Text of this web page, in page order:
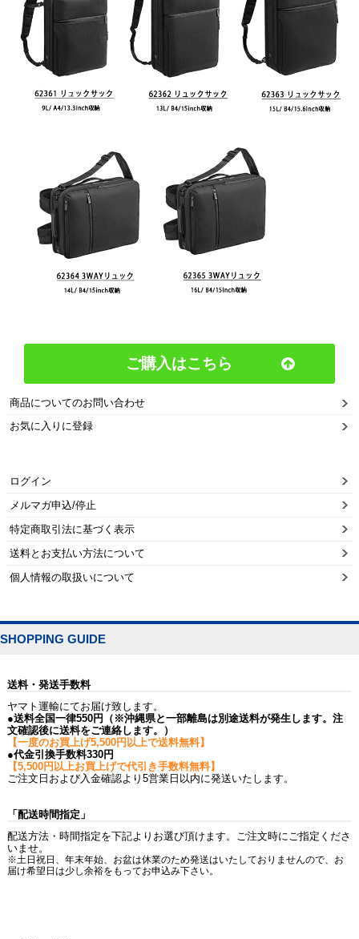
ご購入はこちら
商品についてのお問い合わせ
お気に入りに登録
ログイン
メルマガ申込/停止
特定商取引法に基づく表示
送料とお支払い方法について
個人情報の取扱いについて
SHOPPING GUIDE
送料・発送手数料
ヤマト運輸にてお届け致します。
●送料全国一律550円（※沖縄県と一部離島は別途送料が発生します。注
文確認後に送料をご連絡します。）
【一度のお買上げ5,500円以上で送料無料】
●代金引換手数料330円
【5,500円以上お買上げで代引き手数料無料】
ご注文日および入金確認より5営業日以内に発送いたします。
「配送時間指定」
配送方法・時間指定を下記よりお選び頂けます。ご注文時にご指定くださ
いませ。
※土日祝日、年末年始、お盆は休業のため発送はいたしておりませんので、お
届け希望日は少し余裕をもってお申込み下さい。